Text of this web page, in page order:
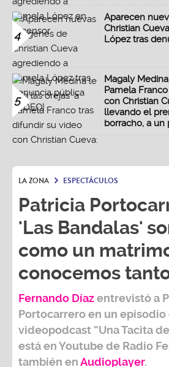
4
Aparecen
Christian
López tras
5
Magaly
Pamela
con Christian
llevando el
borracho, a un
LA ZONA ESPECTÁCULOS
Patricia
'Las Bandalas'
como un
conocemos
Fernando Díazentrevistó a
Portocarreroen un
videopodcast “Una Tacita
está en Youtube de Radio
también enAudioplayer.